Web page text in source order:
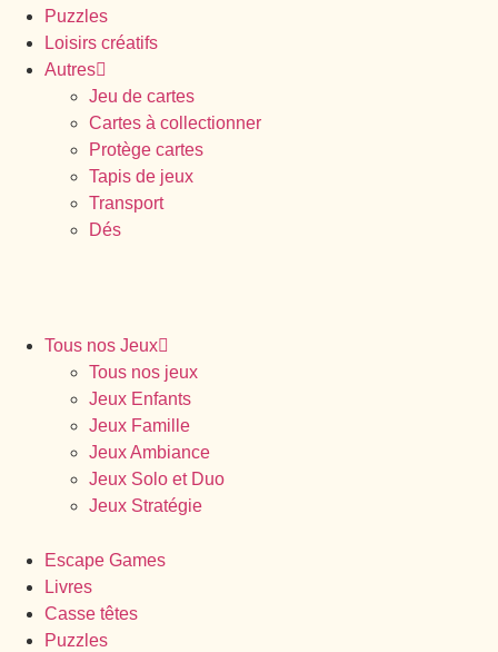
Puzzles
Loisirs créatifs
Autres
Jeu de cartes
Cartes à collectionner
Protège cartes
Tapis de jeux
Transport
Dés
Tous nos Jeux
Tous nos jeux
Jeux Enfants
Jeux Famille
Jeux Ambiance
Jeux Solo et Duo
Jeux Stratégie
Escape Games
Livres
Casse têtes
Puzzles